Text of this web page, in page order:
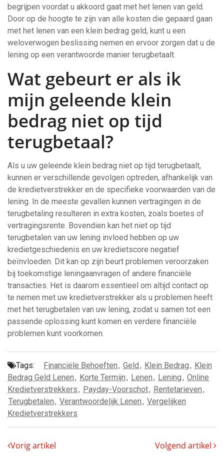
begrijpen voordat u akkoord gaat met het lenen van geld.
Door op de hoogte te zijn van alle kosten die gepaard gaan
met het lenen van een klein bedrag geld, kunt u een
weloverwogen beslissing nemen en ervoor zorgen dat u de
lening op een verantwoorde manier terugbetaalt.
Wat gebeurt er als ik
mijn geleende klein
bedrag niet op tijd
terugbetaal?
Als u uw geleende klein bedrag niet op tijd terugbetaalt,
kunnen er verschillende gevolgen optreden, afhankelijk van
de kredietverstrekker en de specifieke voorwaarden van de
lening. In de meeste gevallen kunnen vertragingen in de
terugbetaling resulteren in extra kosten, zoals boetes of
vertragingsrente. Bovendien kan het niet op tijd
terugbetalen van uw lening invloed hebben op uw
kredietgeschiedenis en uw kredietscore negatief
beïnvloeden. Dit kan op zijn beurt problemen veroorzaken
bij toekomstige leningaanvragen of andere financiële
transacties. Het is daarom essentieel om altijd contact op
te nemen met uw kredietverstrekker als u problemen heeft
met het terugbetalen van uw lening, zodat u samen tot een
passende oplossing kunt komen en verdere financiële
problemen kunt voorkomen.
Tags: Financiële Behoeften, Geld, Klein Bedrag, Klein
Bedrag Geld Lenen, Korte Termijn, Lenen, Lening, Online
Kredietverstrekkers, Payday-Voorschot, Rentetarieven,
Terugbetalen, Verantwoordelijk Lenen, Vergelijken
Kredietverstrekkers
Vorig artikel Volgend artikel